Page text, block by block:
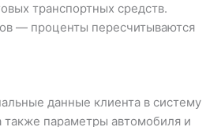
транспортных средств.
— проценты пересчитываются
данные клиента в систему
параметры автомобиля и